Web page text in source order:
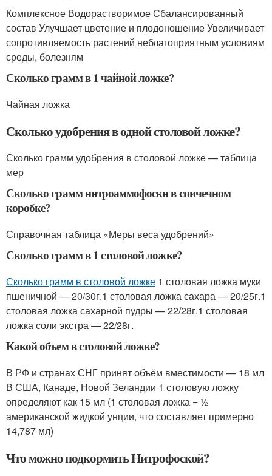
Комплексное Водорастворимое Сбалансированный
состав Улучшает цветение и плодоношение Увеличивает
сопротивляемость растений неблагоприятным условиям
среды, болезням
Сколько грамм в 1 чайной ложке?
Чайная ложка
Сколько удобрения в одной столовой ложке?
Сколько грамм удобрения в столовой ложке — таблица
мер
Сколько грамм нитроаммофоски в спичечном
коробке?
Справочная таблица «Меры веса удобрений»
Сколько грамм в 1 столовой ложке?
Сколько грамм в столовой ложке 1 столовая ложка муки
пшеничной — 20/30г.1 столовая ложка сахара — 20/25г.1
столовая ложка сахарной пудры — 22/28г.1 столовая
ложка соли экстра — 22/28г.
Какой объем в столовой ложке?
В РФ и странах СНГ принят объём вместимости — 18 мл
В США, Канаде, Новой Зеландии 1 столовую ложку
определяют как 15 мл (1 столовая ложка = ½
американской жидкой унции, что составляет примерно
14,787 мл)
Что можно подкормить Нитрофоской?